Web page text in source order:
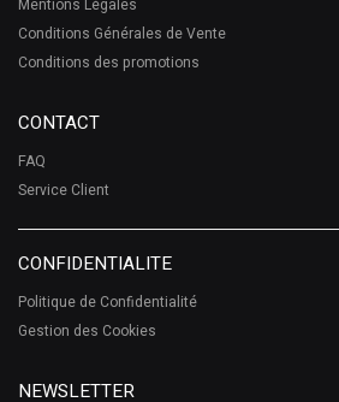
Mentions Légales
Conditions Générales de Vente
Conditions des promotions
CONTACT
FAQ
Service Client
CONFIDENTIALITE
Politique de Confidentialité
Gestion des Cookies
NEWSLETTER